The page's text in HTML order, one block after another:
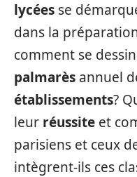
lycées se
dans la
comment se
palmarès annuel
établissements?
leur réussite et
parisiens et ceux
intègrent-ils ces